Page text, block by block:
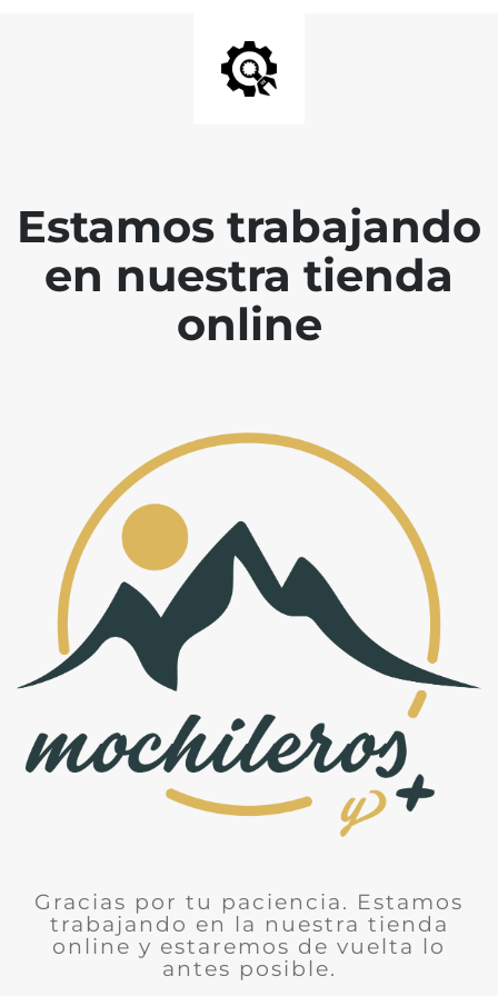
Estamos trabajando
en nuestra tienda
online
Gracias por tu paciencia. Estamos
trabajando en la nuestra tienda
online y estaremos de vuelta lo
antes posible.